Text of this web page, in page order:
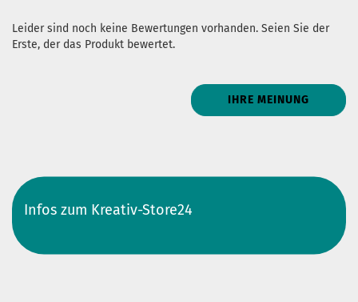
Leider sind noch keine Bewertungen vorhanden. Seien Sie der
Erste, der das Produkt bewertet.
IHRE MEINUNG
Infos zum Kreativ-Store24